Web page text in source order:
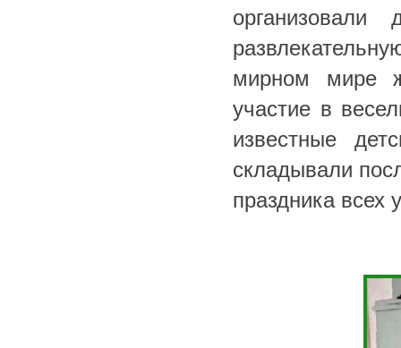
мирном мире
участие в
известные
складывали
праздника всех